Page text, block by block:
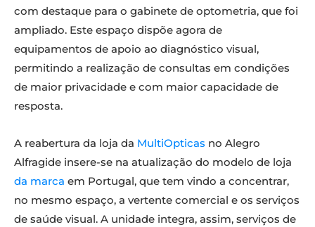
com destaque para o gabinete de optometria, que foi
ampliado. Este espaço dispõe agora de
equipamentos de apoio ao diagnóstico visual,
permitindo a realização de consultas em condições
de maior privacidade e com maior capacidade de
resposta.
A reabertura da loja da MultiOpticas no Alegro
Alfragide insere-se na atualização do modelo de loja
da marca em Portugal, que tem vindo a concentrar,
no mesmo espaço, a vertente comercial e os serviços
de saúde visual. A unidade integra, assim, serviços de